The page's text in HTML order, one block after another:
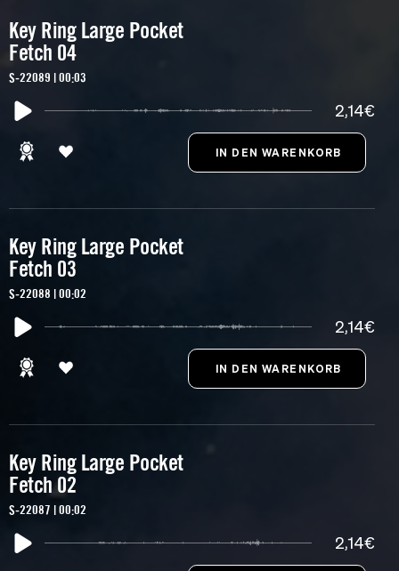
Key Ring Large Pocket
Fetch 04
S-22089 | 00:03
2,14€
Key Ring Large Pocket
Fetch 03
S-22088 | 00:02
2,14€
Key Ring Large Pocket
Fetch 02
S-22087 | 00:02
2,14€